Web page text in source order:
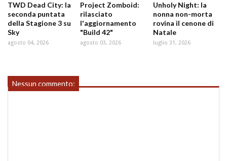
TWD Dead City: la
seconda puntata
della Stagione 3 su
Sky
agosto 04, 2026
Project Zomboid:
rilasciato
l'aggiornamento
"Build 42"
agosto 03, 2026
Unholy Night: la
nonna non-morta
rovina il cenone di
Natale
luglio 31, 2026
Nessun commento: